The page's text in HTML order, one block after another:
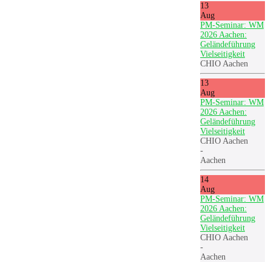
13
Aug
PM-Seminar: WM
2026 Aachen:
Geländeführung
Vielseitigkeit
CHIO Aachen
13
Aug
PM-Seminar: WM
2026 Aachen:
Geländeführung
Vielseitigkeit
CHIO Aachen
-
Aachen
14
Aug
PM-Seminar: WM
2026 Aachen:
Geländeführung
Vielseitigkeit
CHIO Aachen
-
Aachen